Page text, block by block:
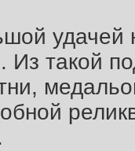
удачей
такой